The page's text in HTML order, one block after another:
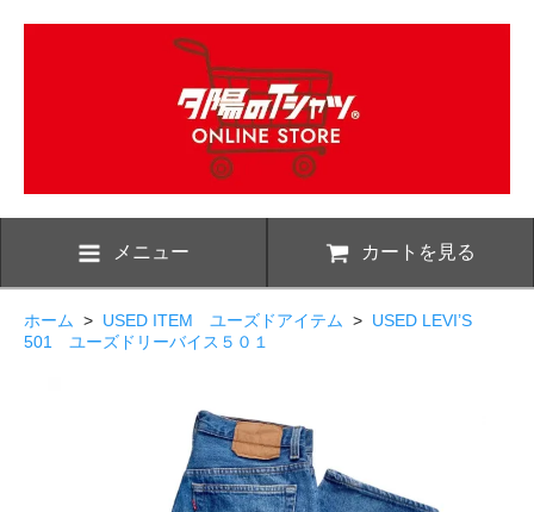
メニュー カートを見る
ホーム > USED ITEM ユーズドアイテム > USED LEVI’S
501 ユーズドリーバイス５０１